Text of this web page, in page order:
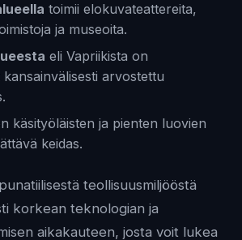
toimii elokuvateattereita,
ja museoita.
eli Vapriikista on
arvostettu
käsityöläisten ja pienten luovien
keidas.
teollisuusmiljööstä
korkean teknologian ja
aikakauteen, josta voit lukea